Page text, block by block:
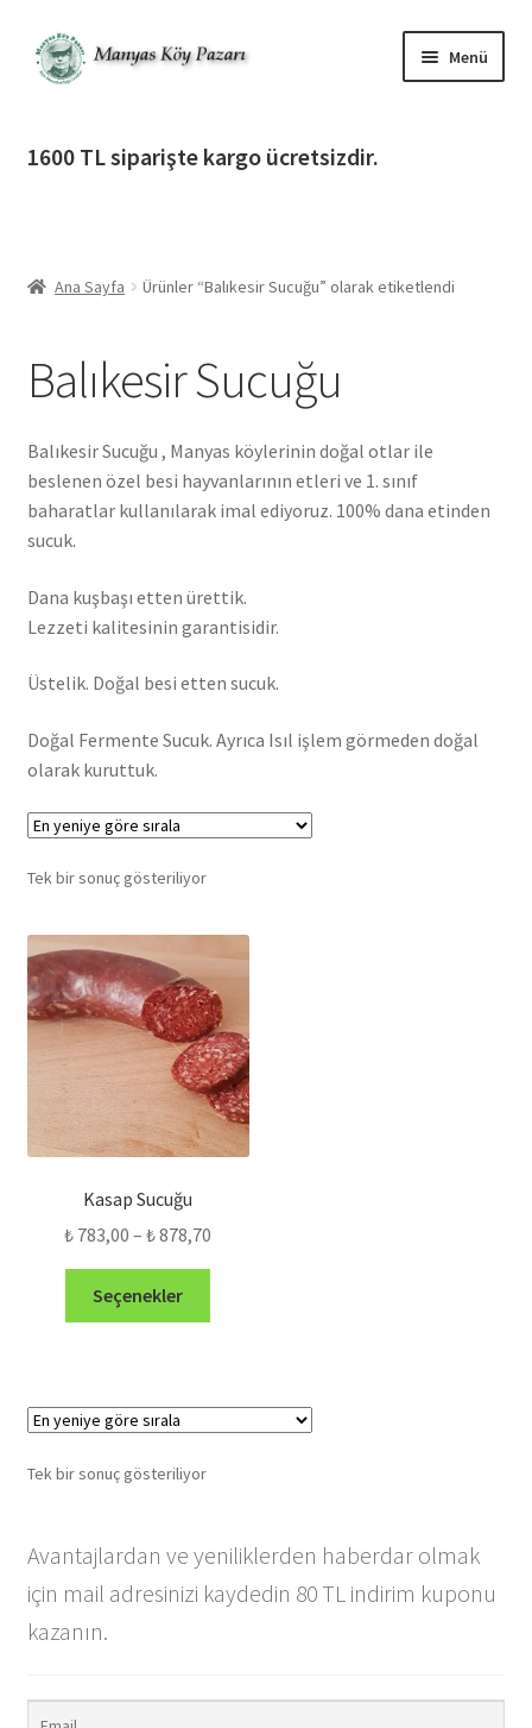
Dolaşıma
geç
İçeriğe
geç
Menü
İletişim
1600 TL siparişte kargo ücretsizdir.
Ana Sayfa Ürünler “Balıkesir Sucuğu” olarak etiketlendi
Balıkesir Sucuğu
Balıkesir Sucuğu , Manyas köylerinin doğal otlar ile
beslenen özel besi hayvanlarının etleri ve 1. sınıf
baharatlar kullanılarak imal ediyoruz. 100% dana etinden
sucuk.
Dana kuşbaşı etten ürettik.
Lezzeti kalitesinin garantisidir.
Üstelik. Doğal besi etten sucuk.
Doğal Fermente Sucuk. Ayrıca Isıl işlem görmeden doğal
olarak kuruttuk.
Tek bir sonuç gösteriliyor
Kasap Sucuğu
₺ 783,00 –₺878,70
Seçenekler
varyasyonu
var.
seçilebilir
Tek bir sonuç gösteriliyor
Avantajlardan ve yeniliklerden haberdar olmak
için mail adresinizi kaydedin 80 TL indirim kuponu
kazanın.